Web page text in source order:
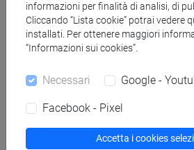
Corsi e laboratori
Corsi
Lingue ed epigrafie dell’Italia
Linguistica indoeuropea
informazioni per finalità di analisi, di
Cliccando “Lista cookie” potrai vedere
installati. Per ottenere maggiori
“Informazioni sui cookies”.
Necessari Google -
Facebook - Pixel
Accetta i cookies